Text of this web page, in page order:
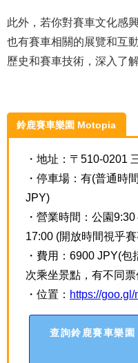
此外，若你對賽車文化感
也有賽車相關的展覽和互
歷史和賽車技術，深入了
鈴鹿賽車樂園 Motopia
・地址：〒510-0201
・停車場：有(普通時
JPY)
・營業時間：公園
17:00 (開放時間視乎
・費用：6900 JPY(
次乘坐景點，有不同
・位置： https://
查詢鈴鹿賽車樂